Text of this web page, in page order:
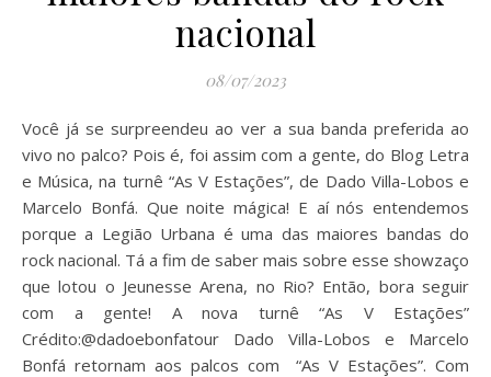
nacional
08/07/2023
Você já se surpreendeu ao ver a sua banda preferida ao
vivo no palco? Pois é, foi assim com a gente, do Blog Letra
e Música, na turnê “As V Estações”, de Dado Villa-Lobos e
Marcelo Bonfá. Que noite mágica! E aí nós entendemos
porque a Legião Urbana é uma das maiores bandas do
rock nacional. Tá a fim de saber mais sobre esse showzaço
que lotou o Jeunesse Arena, no Rio? Então, bora seguir
com a gente! A nova turnê “As V Estações”
Crédito:@dadoebonfatour Dado Villa-Lobos e Marcelo
Bonfá retornam aos palcos com “As V Estações”. Com